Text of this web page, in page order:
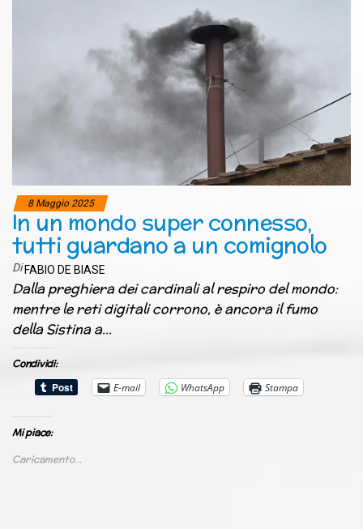
8 Maggio 2025
In un mondo super connesso,
tutti guardano a un comignolo
Di FABIO DE BIASE
Dalla preghiera dei cardinali al respiro del mondo:
mentre le reti digitali corrono, è ancora il fumo
della Sistina a…
Condividi:
E-mail
WhatsApp Stampa
Mi piace:
Caricamento...